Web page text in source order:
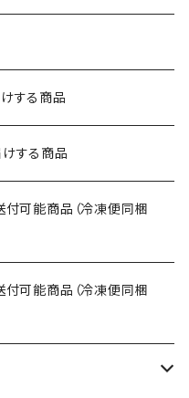
する商品
する商品
可能商品（冷凍便同梱
可能商品（冷凍便同梱